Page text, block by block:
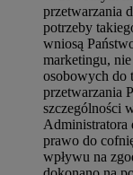
przetwarzania
potrzeby
wniosą
marketingu,
osobowych do
przetwarzania
szczególności
Administratora
prawo do
wpływu na